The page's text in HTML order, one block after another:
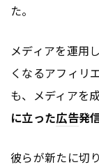
た。
メディアを運用
くなるアフィリ
も、メディアを
に立った広告発
彼らが新たに切